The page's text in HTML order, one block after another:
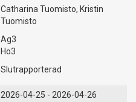
Catharina Tuomisto, Kristin
Tuomisto
Ag3
Ho3
Slutrapporterad
2026-04-25 - 2026-04-26